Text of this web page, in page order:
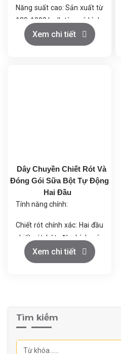
Năng suất cao: Sản xuất từ
120-1000 kg/h tùy mô hình.
Đồng đều sản phẩm: Điều
khiển nhiệt độ và áp suất
thành phẩm.
Điều chỉnh linh hoạt: Phù
Xem chi tiết
Dây Chuyền Chiết Rót Và
Đóng Gói Sữa Bột Tự Động
Hai Đầu
Tính năng chính:
Chiết rót chính xác: Hai đầu
chiết rót bột, độ chính xác
cao với sai số nhỏ.
Cân tự động: Cân điện tử
chỉnh từ 10-30 chai/phút.
Thiết kế dễ bảo trì: Cấu trúc
đơn giản, dễ dàng vệ sinh
và bảo dưỡng.
Xem chi tiết
Tìm kiếm